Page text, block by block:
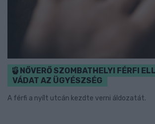
NŐVERŐ SZOMBATHELYI FÉRFI
VÁDAT AZ ÜGYÉSZSÉG
A férfi a nyílt utcán kezdte verni áldozatát.